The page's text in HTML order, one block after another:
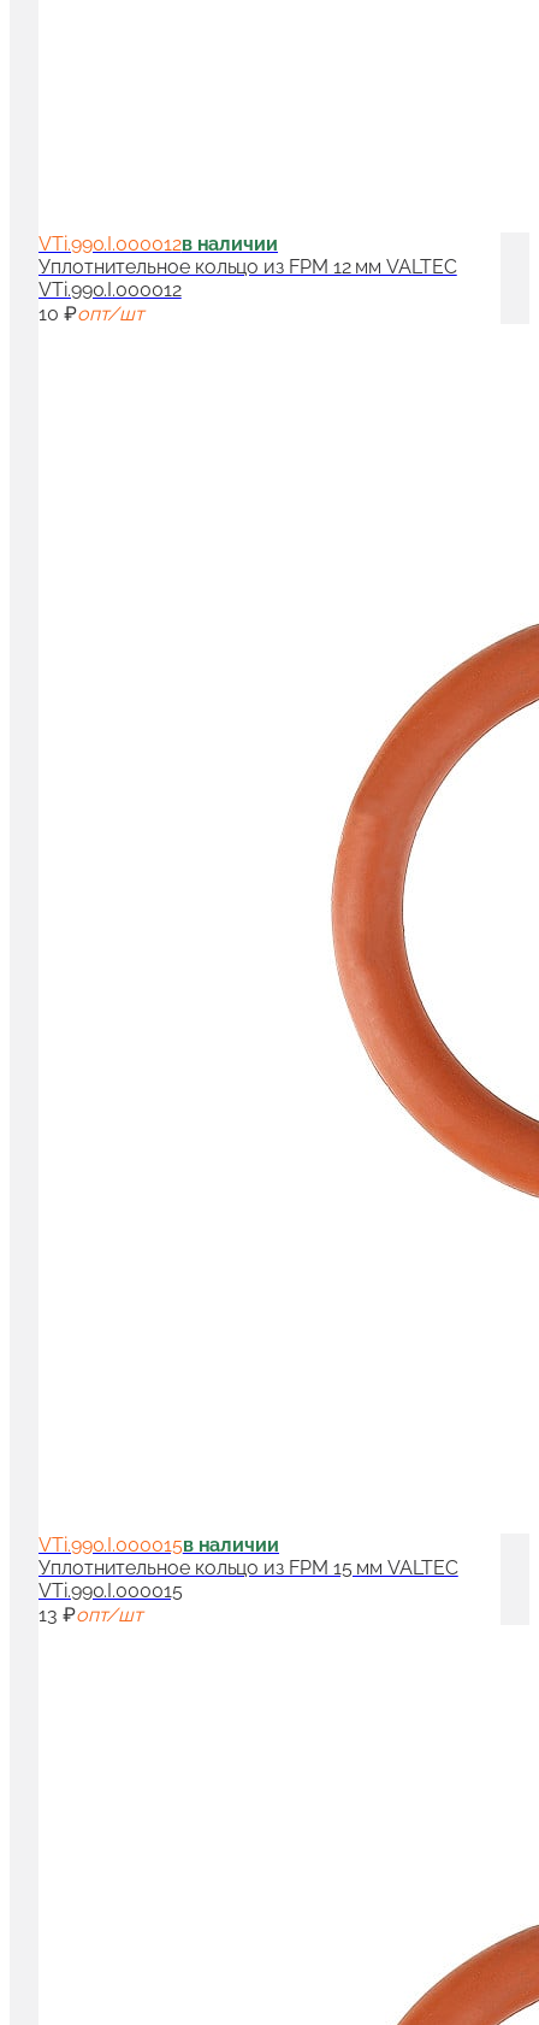
VTi.990.I.000012в наличии
Уплотнительное кольцо из FPM 12 мм VALTEC
VTi.990.I.000012
10 ₽опт/шт
VTi.990.I.000015в наличии
Уплотнительное кольцо из FPM 15 мм VALTEC
VTi.990.I.000015
13 ₽опт/шт